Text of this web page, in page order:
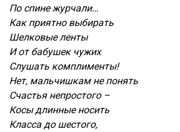
По спине журчали…
Как приятно выбирать
Шелковые ленты
И от бабушек чужих
Слушать комплименты!
Нет, мальчишкам не понять
Счастья непростого –
Косы длинные носить
Класса до шестого,